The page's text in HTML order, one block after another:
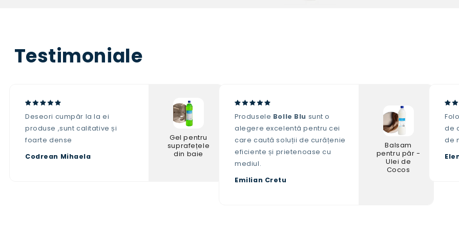
Testimoniale
Deseori cumpăr la la ei
produse ,sunt calitative și
foarte dense
Codrean Mihaela
Gel pentru
suprafețele
din baie
Produsele Bolle Blu sunt o
alegere excelentă pentru cei
care caută soluții de curățenie
eficiente și prietenoase cu
mediul.
Emilian Cretu
Balsam
pentru păr -
Ulei de
Cocos
de
de